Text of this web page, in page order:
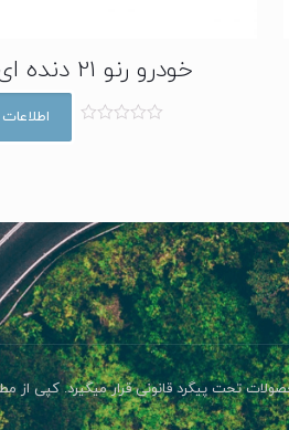
خودرو رنو 21 دنده ای سال 1991
0
ا
ز
5
تحت پیگرد قانونی قرار میگیرد. کپی از